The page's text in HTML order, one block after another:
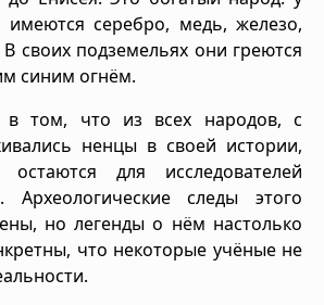
серебро, медь, железо,
своих подземельях они греются
синим огнём.
в том, что из всех народов, с
ненцы в своей истории,
для исследователей
Археологические следы этого
но легенды о нём настолько
что некоторые учёные не